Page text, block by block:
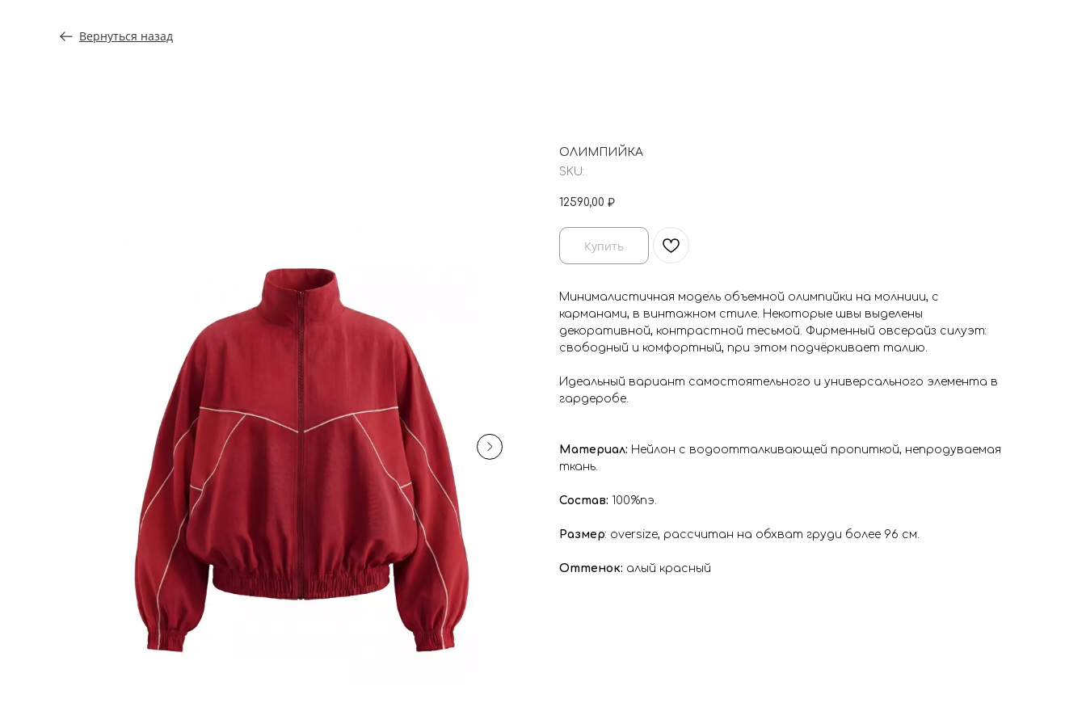
Вернуться назад
ОЛИМПИЙКА
SKU:
12590,00 ₽
Купить
Минималистичная модель объемной олимпийки на молниии, с
карманами, в винтажном стиле. Некоторые швы выделены
декоративной, контрастной тесьмой. Фирменный овсерайз силуэт:
свободный и комфортный, при этом подчёркивает талию.
Идеальный вариант самостоятельного и универсального элемента в
гардеробе.
Материал: Нейлон с водоотталкивающей пропиткой, непродуваемая
ткань.
Состав: 100%пэ.
Размер: oversize, рассчитан на обхват груди более 96 см.
Оттенок: алый красный